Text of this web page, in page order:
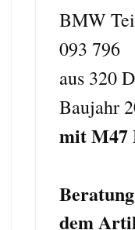
BMW
093 796
aus 320
Baujahr
mit M47
dem